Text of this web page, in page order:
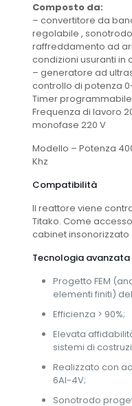
Composto da:
– convertitore da
regolabile ,
raffreddamento ad
condizioni usuranti in
– generatore ad
controllo di potenza
Timer programmabile
Frequenza di lavoro
monofase 220 V
Modello – Potenza
Khz
Compatibilità
Il reattore viene
Titako. Come
cabinet insonorizzato
Tecnologia avanzata
Progetto FEM
elementi finiti)
Efficienza > 90%;
Elevata
sistemi di
Realizzato con
6Al-4V;
Sonotrodo